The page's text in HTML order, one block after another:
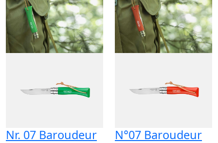
Nr. 07 Baroudeur
N°07 Baroudeur